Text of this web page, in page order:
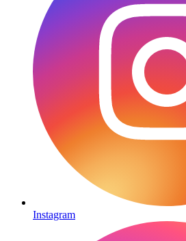
Instagram